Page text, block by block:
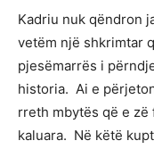
Kadriu nuk qëndron
vetëm një shkrimtar
pjesëmarrës i
historia. Ai e
rreth mbytës që e
kaluara. Në këtë